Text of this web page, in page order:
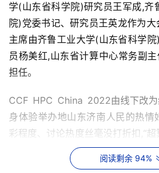
学(山东省科学院)研究员王军成,齐
院)党委书记、研究员王英龙作为
主席由齐鲁工业大学(山东省科学
员杨美红,山东省计算中心常务副
担任。
CCF HPC China 2022由线下改
身体验举办地山东济南人民的热情
彩程度、讨论热度丝毫没打折扣,“
自12月12日正式启动以来,注册并
到12月13日大会开幕式举办当天
阅读剩余 94%